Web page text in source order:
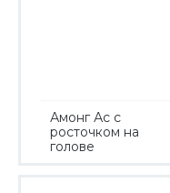
Амонг Ас с
росточком на
голове